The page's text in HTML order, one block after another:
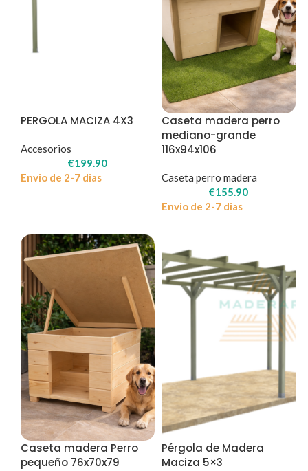
PERGOLA MACIZA 4X3
Accesorios
€199.90
Envio de 2-7 dias
Caseta madera perro
mediano-grande
116x94x106
Caseta perro madera
€155.90
Envio de 2-7 dias
Caseta madera Perro
pequeño 76x70x79
Pérgola de Madera
Maciza 5×3